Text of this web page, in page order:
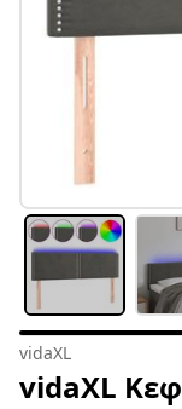
vidaXL
vidaXL